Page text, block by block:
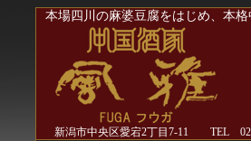
本場四川の麻婆豆腐をはじめ、本
新潟市中央区愛宕2丁目7-11 TEL